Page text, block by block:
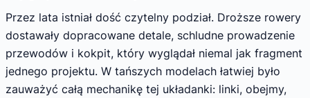
Przez lata istniał dość czytelny podział. Droższe rowery
dostawały dopracowane detale, schludne prowadzenie
przewodów i kokpit, który wyglądał niemal jak fragment
jednego projektu. W tańszych modelach łatwiej było
zauważyć całą mechanikę tej układanki: linki, obejmy,